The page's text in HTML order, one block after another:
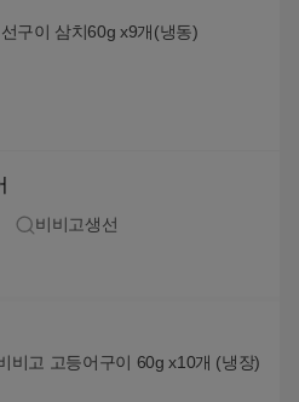
구이 삼치60g x9개(냉동)
비비고생선
비고 고등어구이 60g x10개 (냉장)